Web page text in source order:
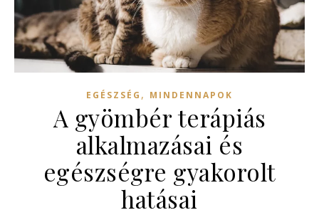
EGÉSZSÉG , MINDENNAPOK
A gyömbér terápiás
alkalmazásai és
egészségre gyakorolt
hatásai